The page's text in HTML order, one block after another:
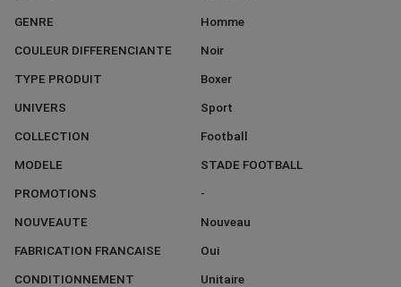
GENRE
Homme
COULEUR DIFFERENCIANTE
Noir
TYPE PRODUIT
Boxer
UNIVERS
Sport
COLLECTION
Football
MODELE
STADE FOOTBALL
PROMOTIONS
-
NOUVEAUTE
Nouveau
FABRICATION FRANCAISE
Oui
CONDITIONNEMENT
Unitaire